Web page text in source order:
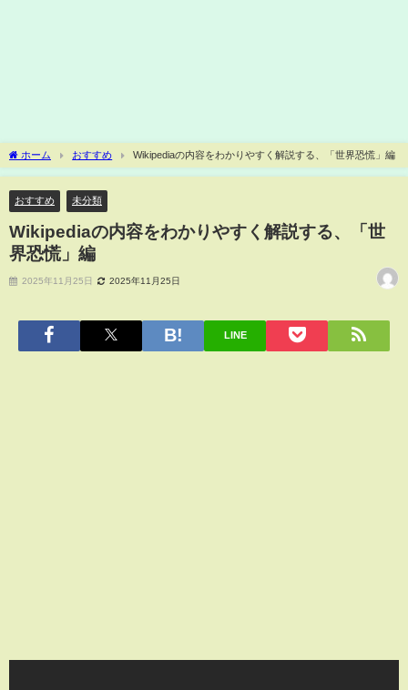
ホーム おすすめ Wikipediaの内容をわかりやすく解説する、「世界恐慌」編
おすすめ 未分類
Wikipediaの内容をわかりやすく解説する、「世
界恐慌」編
2025年11月25日 2025年11月25日
LINE